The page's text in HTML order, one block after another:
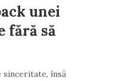
unei
fără să
sinceritate, însă